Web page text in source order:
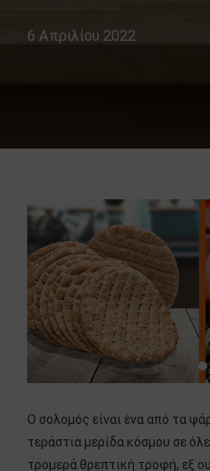
6 Απριλίου 2022
O σολομός είναι ένα από τα
τεράστια μερίδα κόσμου σε
τρομερά θρεπτική τροφή, εξ